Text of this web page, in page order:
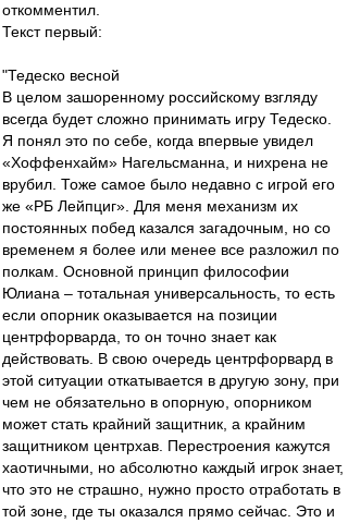
откомментил.
Текст первый:
"Тедеско весной
В целом зашоренному российскому взгляду
всегда будет сложно принимать игру Тедеско.
Я понял это по себе, когда впервые увидел
«Хоффенхайм» Нагельсманна, и нихрена не
врубил. Тоже самое было недавно с игрой его
же «РБ Лейпциг». Для меня механизм их
постоянных побед казался загадочным, но со
временем я более или менее все разложил по
полкам. Основной принцип философии
Юлиана – тотальная универсальность, то есть
если опорник оказывается на позиции
центрфорварда, то он точно знает как
действовать. В свою очередь центрфорвард в
этой ситуации откатывается в другую зону, при
чем не обязательно в опорную, опорником
может стать крайний защитник, а крайним
защитником центрхав. Перестроения кажутся
хаотичными, но абсолютно каждый игрок знает,
что это не страшно, нужно просто отработать в
той зоне, где ты оказался прямо сейчас. Это и